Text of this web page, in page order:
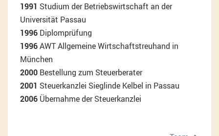
1991 Studium der Betriebswirtschaft an der
Universität Passau
1996 Diplomprüfung
1996AWT Allgemeine Wirtschaftstreuhand in
München
2000 Bestellung zum Steuerberater
2001 Steuerkanzlei Sieglinde Kelbel in Passau
2006 Übernahme der Steuerkanzlei